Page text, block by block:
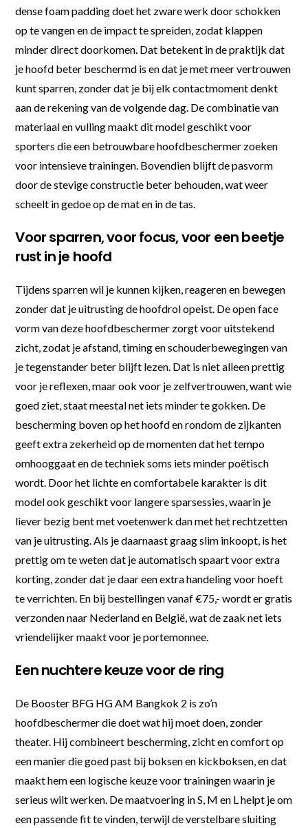
dense foam padding doet het zware werk door schokken
op te vangen en de impact te spreiden, zodat klappen
minder direct doorkomen. Dat betekent in de praktijk dat
je hoofd beter beschermd is en dat je met meer vertrouwen
kunt sparren, zonder dat je bij elk contactmoment denkt
aan de rekening van de volgende dag. De combinatie van
materiaal en vulling maakt dit model geschikt voor
sporters die een betrouwbare hoofdbeschermer zoeken
voor intensieve trainingen. Bovendien blijft de pasvorm
door de stevige constructie beter behouden, wat weer
scheelt in gedoe op de mat en in de tas.
Voor sparren, voor focus, voor een beetje
rust in je hoofd
Tijdens sparren wil je kunnen kijken, reageren en bewegen
zonder dat je uitrusting de hoofdrol opeist. De open face
vorm van deze hoofdbeschermer zorgt voor uitstekend
zicht, zodat je afstand, timing en schouderbewegingen van
je tegenstander beter blijft lezen. Dat is niet alleen prettig
voor je reflexen, maar ook voor je zelfvertrouwen, want wie
goed ziet, staat meestal net iets minder te gokken. De
bescherming boven op het hoofd en rondom de zijkanten
geeft extra zekerheid op de momenten dat het tempo
omhooggaat en de techniek soms iets minder poëtisch
wordt. Door het lichte en comfortabele karakter is dit
model ook geschikt voor langere sparsessies, waarin je
liever bezig bent met voetenwerk dan met het rechtzetten
van je uitrusting. Als je daarnaast graag slim inkoopt, is het
prettig om te weten dat je automatisch spaart voor extra
korting, zonder dat je daar een extra handeling voor hoeft
te verrichten. En bij bestellingen vanaf €75,- wordt er gratis
verzonden naar Nederland en België, wat de zaak net iets
vriendelijker maakt voor je portemonnee.
Een nuchtere keuze voor de ring
De Booster BFG HG AM Bangkok 2 is zo’n
hoofdbeschermer die doet wat hij moet doen, zonder
theater. Hij combineert bescherming, zicht en comfort op
een manier die goed past bij boksen en kickboksen, en dat
maakt hem een logische keuze voor trainingen waarin je
serieus wilt werken. De maatvoering in S, M en L helpt je om
een passende fit te vinden, terwijl de verstelbare sluiting